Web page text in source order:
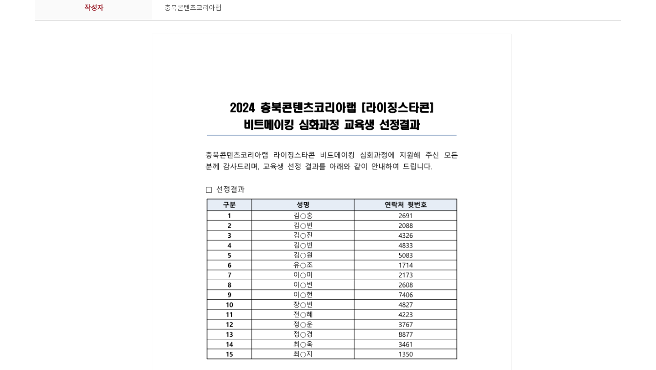
작성자 충북콘텐츠코리아랩